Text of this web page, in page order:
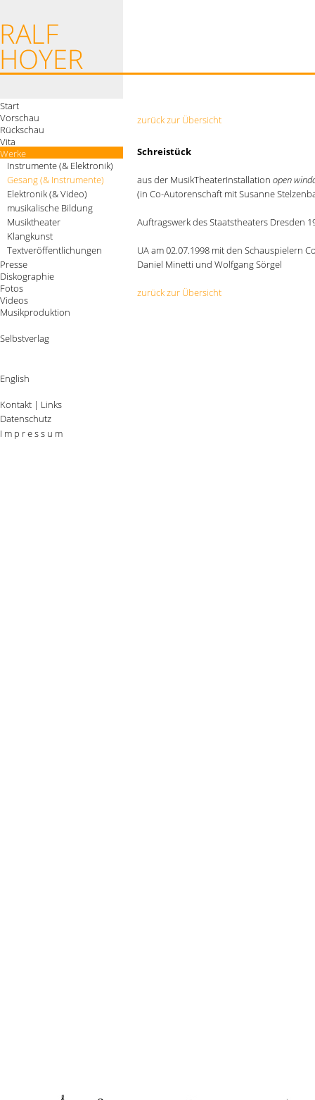
Start
Vorschau
Rückschau
Vita
Werke
Instrumente (& Elektronik)
Gesang (& Instrumente)
Elektronik (& Video)
musikalische Bildung
Musiktheater
Klangkunst
Textveröffentlichungen
Presse
Diskographie
Fotos
Videos
Musikproduktion
Selbstverlag
English
zurück zur Übersicht
Schreistück
aus der MusikTheaterInstallation open
(in Co-Autorenschaft mit Susanne
Auftragswerk des Staatstheaters Dresden
UA am 02.07.1998 mit den Schauspielern
Daniel Minetti und Wolfgang Sörgel
zurück zur Übersicht
Kontakt | Links
Datenschutz
I m p r e s s u m